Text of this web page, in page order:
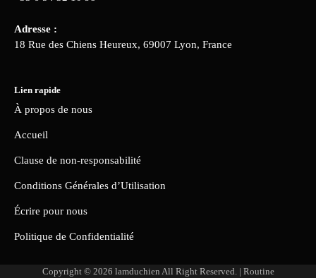
Adresse :
18 Rue des Chiens Heureux, 69007 Lyon, France
Lien rapide
À propos de nous
Accueil
Clause de non-responsabilité
Conditions Générales d’Utilisation
Écrire pour nous
Politique de Confidentialité
Copyright © 2026 lamduchien All Right Reserved. | Routine